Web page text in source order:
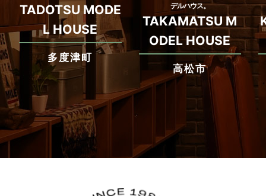
TADOTSU MODE
L HOUSE
多度津町
デルハウス。
TAKAMATSU M
ODEL HOUSE
高松市